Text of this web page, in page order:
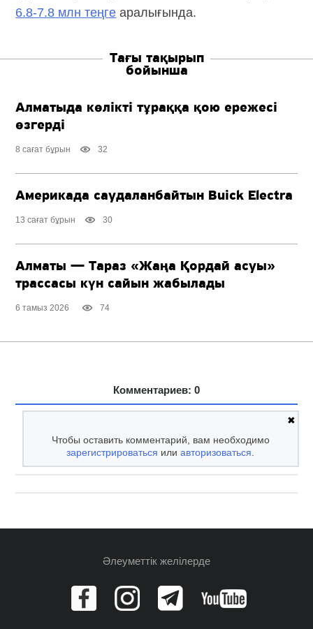
6.8-7.8 млн теңге аралығында.
Тағы тақырып
бойынша
Алматыда көлікті тұраққа қою ережесі
өзгерді
8 сағат бұрын 32
Америкада саудаланбайтын Buick Electra
13 сағат бұрын 30
Алматы — Тараз «Жаңа Қордай асуы»
трассасы күн сайын жабылады
6 тамыз 2026 74
Комментариев: 0
✖
Чтобы оставить комментарий, вам необходимо
зарегистрироваться илиавторизоваться.
Әлеуметтік желілерде